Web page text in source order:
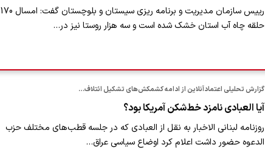
رییس سازمان مدیریت و برنامه ریزی سیستان و بلوچستان گفت: امسال 170
حلقه چاه آب استان خشک شده است و سه هزار روستا نیز در…
گزارش تحلیلی اعتمادآنلاین از ادامه کشمکش‌های تشکیل ائتلاف…
آیا العبادی نامزد خط‌شکن آمریکا بود؟
روزنامه لبنانی الاخبار به نقل از العبادی که در جلسه قطب‌های مختلف حزب
الدعوه حضور داشت اعلام کرد اوضاع سیاسی عراق…